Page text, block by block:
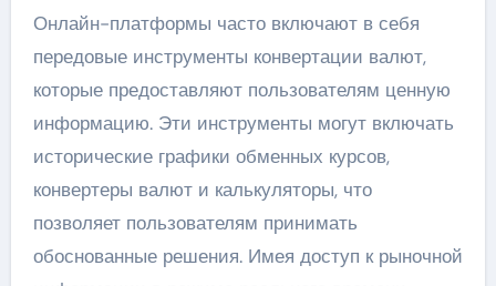
Онлайн-платформы часто включают в себя
передовые инструменты конвертации валют,
которые предоставляют пользователям ценную
информацию. Эти инструменты могут включать
исторические графики обменных курсов,
конвертеры валют и калькуляторы, что
позволяет пользователям принимать
обоснованные решения. Имея доступ к рыночной